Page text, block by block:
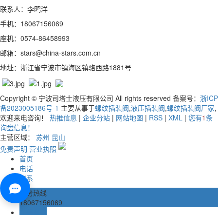
联系人：李鸥洋
手机：18067156069
座机：0574-86458993
邮箱：stars@china-stars.com.cn
地址：浙江省宁波市镇海区镇骆西路1881号
Copyright © 宁波司塔士液压有限公司 All rights reserved 备案号： 浙ICP
备2023005186号-1 主要从事于螺纹插装阀,液压插装阀,螺纹插装阀厂家,
欢迎来电咨询！ 热推信息 | 企业分站 | 网站地图 | RSS | XML | 您有1条
询盘信息！
主营区域： 苏州 昆山
免责声明 营业执照
首页
电话
联系
服务热线
18067156069